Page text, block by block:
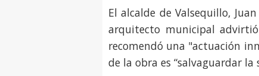
El alcalde de Valsequillo,
arquitecto municipal
recomendó una "actuación
de la obra es “salvaguardar la